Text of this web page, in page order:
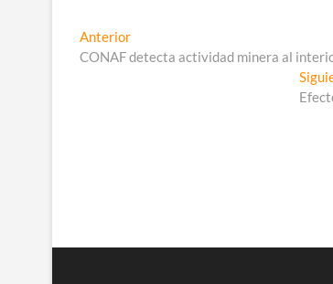
Navegación
de
AnteriorEntrada
anterior:
CONAF detecta actividad minera al